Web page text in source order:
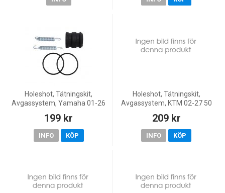
Holeshot, Tätningskit,
Avgassystem, Yamaha 01-26
199 kr
INFO KÖP
Holeshot, Tätningskit,
Avgassystem, KTM 02-27 50
TC 50, 26 TC 50, 21 TC 50 Mini,
18-20 TC 50 MINI
209 kr
INFO KÖP